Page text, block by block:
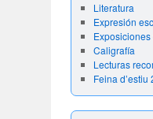
Literatura
Expresión
Caligrafía
Lecturas
Feina d’estiu